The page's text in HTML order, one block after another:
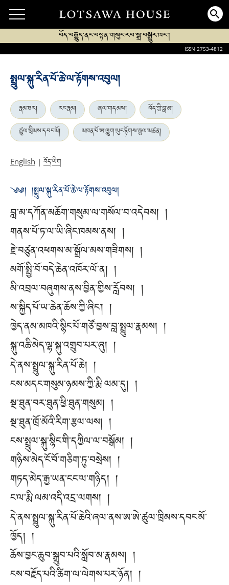
བོད་བརྒྱུད་ནང་བསྟན་གསུང་རབ་སྒྲ་བསྒྱུར་ཁང་།
ISSN 2753-4812
སྤྲུལ་སྐུ་རིན་པོ་ཆེ་ལ་རྟོགས་འབུལ།
རྣམ་ཐར། རང་རྣམ། ཞལ་གདམས།
བོད་ཀྱི་བླ་མ།
ཚུལ་ཁྲིམས་དབང་མོ།
མཁན་པོ་ཨ་ཁྱུག་ལུང་རྟོགས་རྒྱལ་མཚན།
English | བོད་ཡིག
༄༅། །སྤྲུལ་སྐུ་རིན་པོ་ཆེ་ལ་རྟོགས་འབུལ།
བླ་མ་དཀོན་མཆོག་གསུམ་ལ་གསོལ་བ་འདེབས། །
གནས་པོ་ཏ་ལ་ཡི་ཞིང་ཁམས་ནས། །
རྗེ་བཙུན་འཕགས་མ་སྒྲོལ་མས་གཟིགས། །
མགོ་སྤྱི་བོ་བདེ་ཆེན་འཁོར་ལོ་ན། །
མི་འབྲལ་བཞུགས་ནས་བྱིན་གྱིས་རློབས། །
ས་སྐྱིད་པོ་ཡ་ཆེན་ཆོས་ཀྱི་ཞིང་། །
ཁྱེད་ནམ་མཁའི་སྙིང་པོ་གཙོ་བྱས་བླ་སྤྲུལ་རྣམས། །
སྐུ་འཆི་མེད་ལྷ་སྐུ་འགྲུབ་པར་ཞུ། །
དེ་ནས་སྤྲུལ་སྐུ་རིན་པོ་ཆེ། །
ངས་མདང་གསུམ་ཉམས་ཀྱི་རྨི་ལམ་དུ། །
སྔ་ཐུན་བར་ཐུན་ཕྱི་ཐུན་གསུམ། །
སྔ་ཐུན་ཁྲོ་མོའི་རིག་རྩལ་ལས། །
ངས་སྤྲུལ་སྐུ་སྙིང་གི་དཀྱིལ་ལ་བསྒོམ། །
གཉིས་མེད་ངོ་བོ་གཅིག་ཏུ་བསྲེས། །
གཏད་མེད་རྒྱ་ཡན་ངང་ལ་གཉིད། །
ང་ལ་རྨི་ལམ་འདི་འདྲ་ལགས། །
དེ་ནས་སྤྲུལ་སྐུ་རིན་པོ་ཆེའི་ཞལ་ནས་ཨ་ཨེ་ཚུལ་ཁྲིམས་དབང་མོ་
ཁྱོད། །
ཆོས་བྱང་ཆུབ་སྒྲུབ་པའི་སློབ་མ་རྣམས། །
ངས་བརྗོད་པའི་ཚིག་ལ་ལེགས་པར་ཉོན། །